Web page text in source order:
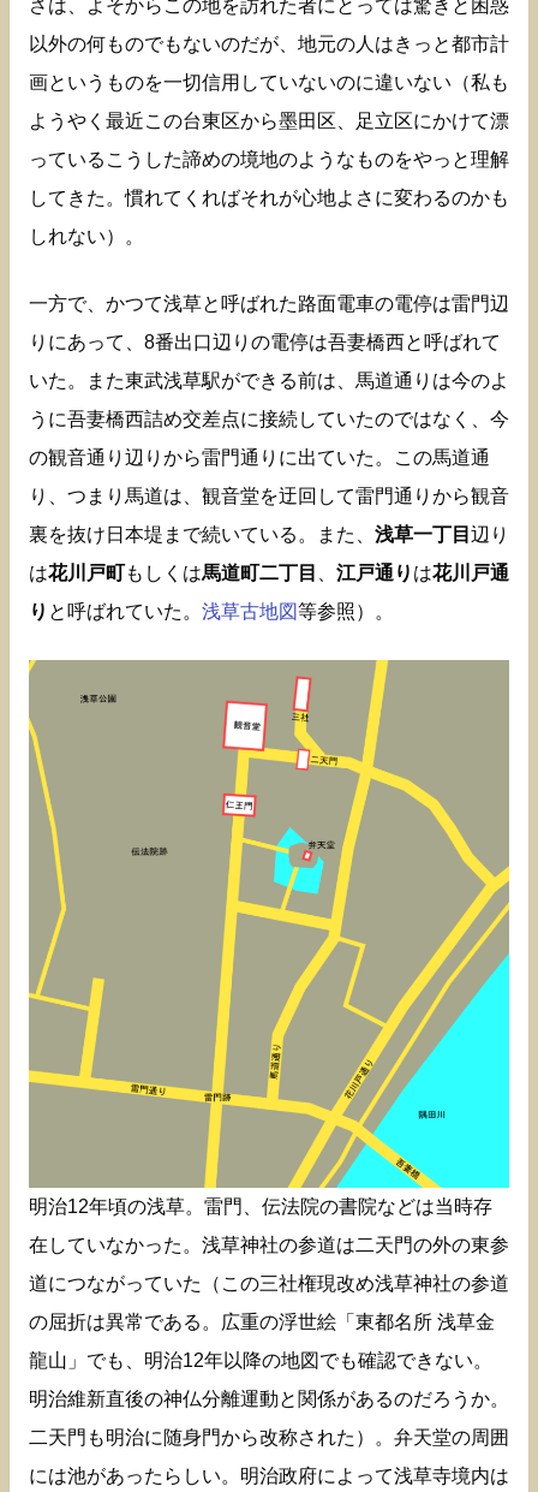
さは、よそからこの地を訪れた者にとっては驚きと困惑
以外の何ものでもないのだが、地元の人はきっと都市計
画というものを一切信用していないのに違いない（私も
ようやく最近この台東区から墨田区、足立区にかけて漂
っているこうした諦めの境地のようなものをやっと理解
してきた。慣れてくればそれが心地よさに変わるのかも
しれない）。
一方で、かつて浅草と呼ばれた路面電車の電停は雷門辺
りにあって、8番出口辺りの電停は吾妻橋西と呼ばれて
いた。また東武浅草駅ができる前は、馬道通りは今のよ
うに吾妻橋西詰め交差点に接続していたのではなく、今
の観音通り辺りから雷門通りに出ていた。この馬道通
り、つまり馬道は、観音堂を迂回して雷門通りから観音
裏を抜け日本堤まで続いている。また、 浅草一丁目 辺り
は花川戸町もしくは馬道町二丁目 江戸通り は花川戸通
り と呼ばれていた。 浅草古地図等参照）。
明治12年頃の浅草。雷門、伝法院の書院などは当時存
在していなかった。浅草神社の参道は二天門の外の東参
道につながっていた（この三社権現改め浅草神社の参道
の屈折は異常である。広重の浮世絵「東都名所 浅草金
龍山」でも、明治12年以降の地図でも確認できない。
明治維新直後の神仏分離運動と関係があるのだろうか。
二天門も明治に随身門から改称された）。弁天堂の周囲
には池があったらしい。明治政府によって浅草寺境内は